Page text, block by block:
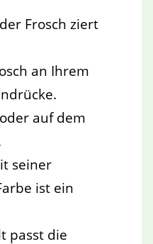
Frosch ziert
an Ihrem
auf dem
seiner
ist ein
passt die